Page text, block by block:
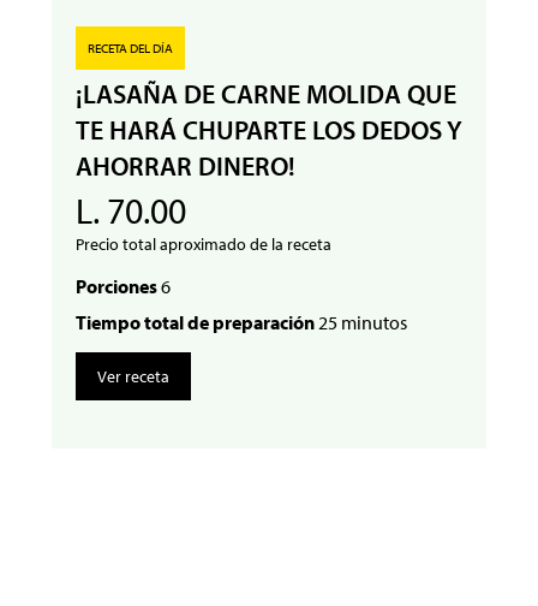
RECETA DEL DÍA
¡LASAÑA DE CARNE MOLIDA QUE
TE HARÁ CHUPARTE LOS DEDOS Y
AHORRAR DINERO!
L. 70.00
Precio total aproximado de la receta
Porciones6
Tiempo total de preparación25 minutos
Ver receta